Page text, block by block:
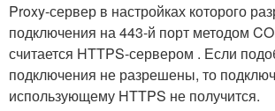
Proxy-сервер в настройках которого
подключения на 443-й порт методом
считается HTTPS-сервером . Если
подключения не разрешены, то
использующему HTTPS не получится.